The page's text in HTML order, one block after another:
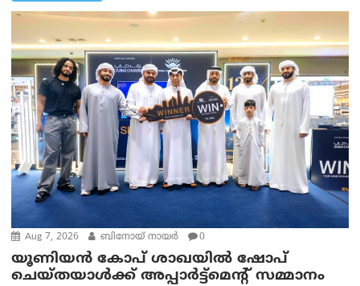
Aug 7, 2026 ബിനോയ് നായര്‍ 0
യൂണിയൻ കോപ് ശാഖയിൽ ഷോപ്
ചെയ്തയാൾക്ക് അപ്പാർട്ട്മെന്റ് സമ്മാനം